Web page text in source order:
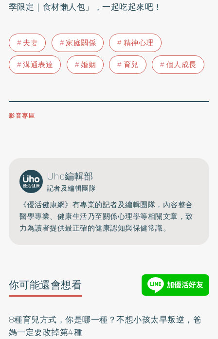
季限定｜食材懶人包」，一起吃起來吧！
夫妻 家庭關係
精神心理
溝通表達
婚姻 育兒 個人成長
影音專區
Uho編輯部
記者及編輯團隊
《優活健康網》有專業的記者及編輯團隊，內容整合
醫學專業、健康生活乃至關係心理學等相關文章，致
力為讀者提供最正確的健康認知與保健常識。
你可能還會想看
8種育兒方式，你是哪一種？不想小孩太早叛逆，爸
媽一定要改掉第4種